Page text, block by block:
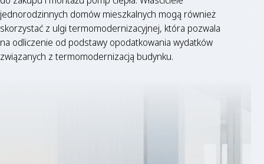
jednorodzinnych domów mieszkalnych mogą również
skorzystać z ulgi termomodernizacyjnej, która pozwala
na odliczenie od podstawy opodatkowania wydatków
związanych z termomodernizacją budynku.